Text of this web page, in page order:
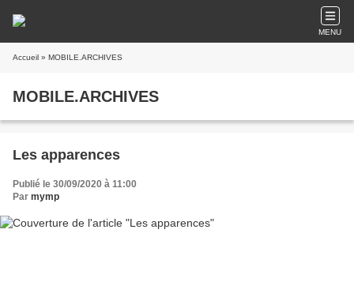
MENU
Accueil » MOBILE.ARCHIVES
MOBILE.ARCHIVES
Les apparences
Publié le 30/09/2020 à 11:00
Par mymp